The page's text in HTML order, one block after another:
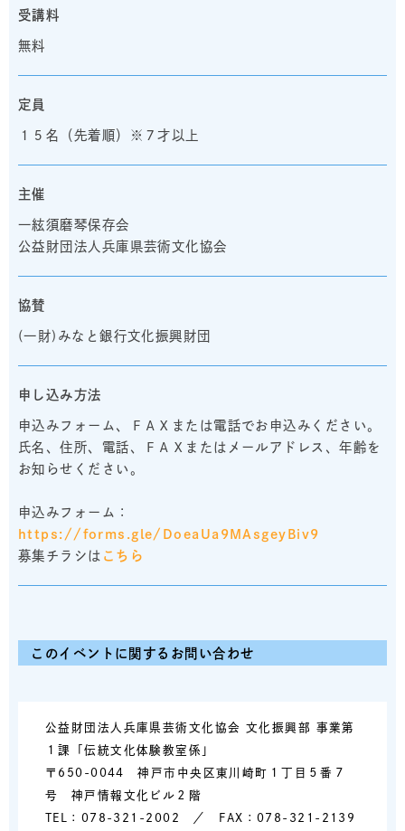
受講料
無料
定員
１５名（先着順）※７才以上
主催
一絃須磨琴保存会
公益財団法人兵庫県芸術文化協会
協賛
(一財)みなと銀行文化振興財団
申し込み方法
申込みフォーム、ＦＡＸまたは電話でお申込みください。
氏名、住所、電話、ＦＡＸまたはメールアドレス、年齢を
お知らせください。
申込みフォーム：
https://forms.gle/DoeaUa9MAsgeyBiv9
募集チラシは こちら
このイベントに関するお問い合わせ
公益財団法人兵庫県芸術文化協会 文化振興部 事業第
１課「伝統文化体験教室係」
〒650-0044 神戸市中央区東川崎町１丁目５番７
号 神戸情報文化ビル２階
TEL：078-321-2002 ／ FAX：078-321-2139